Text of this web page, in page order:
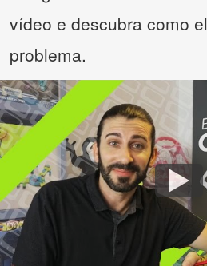
vídeo e descubra como
problema.